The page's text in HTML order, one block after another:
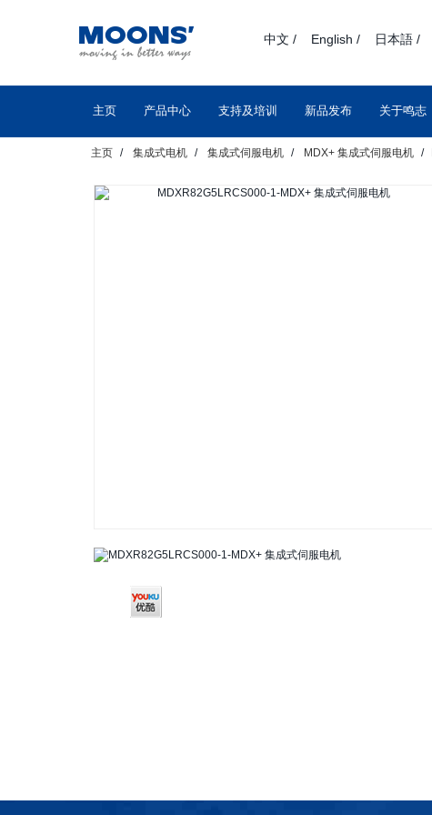
中文 / English / 日本語 /
主页 产品中心 支持及培训 新品发布 关于鸣志
主页 集成式电机 集成式伺服电机 MDX+ 集成式伺服电机